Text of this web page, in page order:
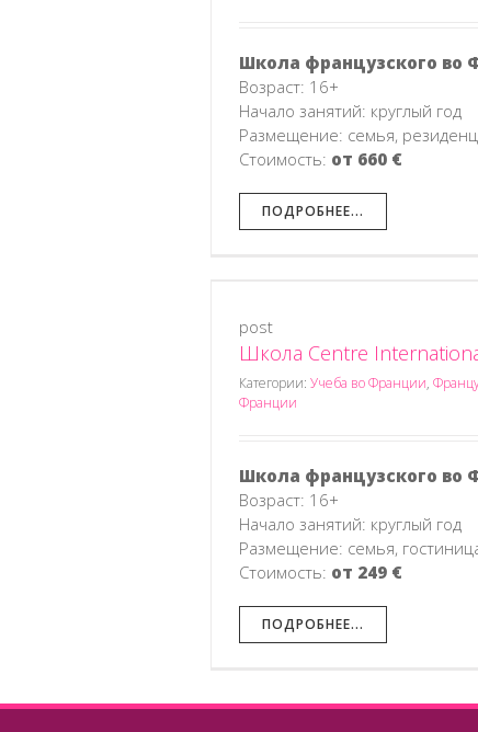
Школа французского во
Возраст: 16+
Начало занятий: круглый год
Размещение: семья,
Стоимость: от 660 €
ПОДРОБНЕЕ...
post
Школа Centre
Категории: Учеба во Франции,
Франции
Школа французского во
Возраст: 16+
Начало занятий: круглый год
Размещение: семья,
Стоимость: от 249 €
ПОДРОБНЕЕ...